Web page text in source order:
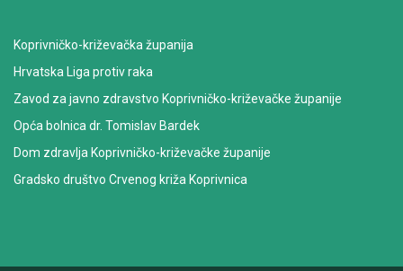
Koprivničko-križevačka županija
Hrvatska Liga protiv raka
Zavod za javno zdravstvo Koprivničko-križevačke županije
Opća bolnica dr. Tomislav Bardek
Dom zdravlja Koprivničko-križevačke županije
Gradsko društvo Crvenog križa Koprivnica